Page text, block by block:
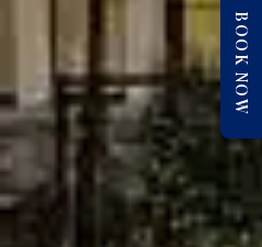
BOOK NOW